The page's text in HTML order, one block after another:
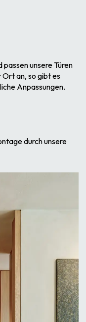
unsere Türen
an, so gibt es
Anpassungen.
durch unsere